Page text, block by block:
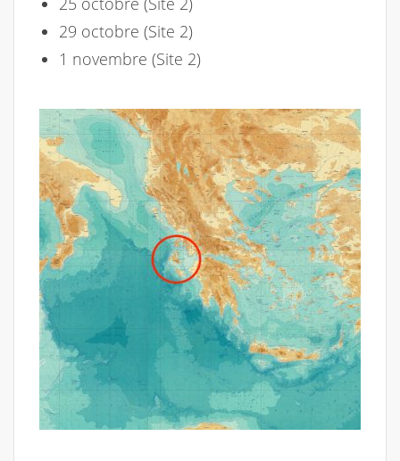
29 octobre (Site 2)
1 novembre (Site 2)